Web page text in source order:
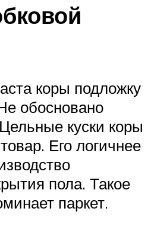
коры подложку
обосновано
куски коры
Его логичнее
пола. Такое
паркет.